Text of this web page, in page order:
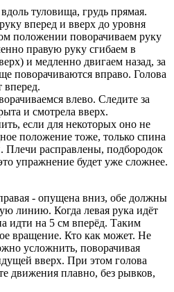
туловища, грудь прямая.
вперед и вверх до уровня
положении поворачиваем руку
правую руку сгибаем в
и медленно двигаем назад, за
поворачиваются вправо. Голова
вперед.
влево. Следите за
и смотрела вверх.
если для некоторых оно не
положение тоже, только спина
Плечи расправлены, подбородок
упражнение будет уже сложнее.
- опущена вниз, обе должны
линию. Когда левая рука идёт
идти на 5 см вперёд. Таким
вращение. Кто как может. Не
усложнить, поворачивая
вверх. При этом голова
движения плавно, без рывков,